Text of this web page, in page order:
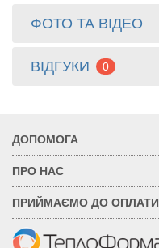
ФОТО ТА ВІДЕО
ВІДГУКИ 0
ДОПОМОГА
ПРО НАС
ПРИЙМАЄМО ДО ОПЛАТИ